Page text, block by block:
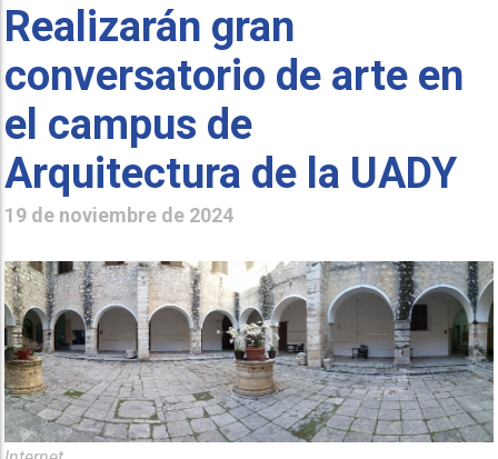
Realizarán gran
conversatorio de arte en
el campus de
Arquitectura de la UADY
19 de noviembre de 2024